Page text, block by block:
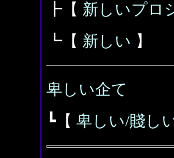
┣【 新しいプロ
┗【 新しい 】
卑しい企て
┗【 卑しい/賤し